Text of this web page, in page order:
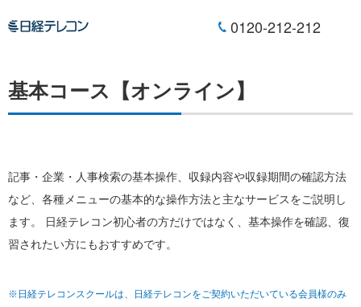
0120-212-212
基本コース【オンライン】
記事・企業・人事検索の基本操作、収録内容や収録期間の確認方法
など、各種メニューの基本的な操作方法と主なサービスをご説明し
ます。 日経テレコン初心者の方だけではなく、基本操作を確認、復
習されたい方にもおすすめです。
※日経テレコンスクールは、日経テレコンをご契約いただいている会員様のみ